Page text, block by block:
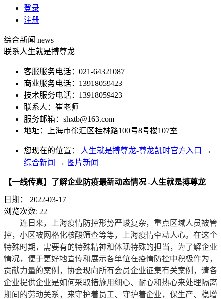
登录
注册
综合新闻 news
联系人生就是搏尊龙
客服服务电话：021-64321087
商业服务电话：13918059423
技术服务电话：13918059423
联系人：崔老师
服务邮箱： shxtb@163.com
地址：上海市徐汇区桂林路100号8号楼107室
您现在的位置： 人生就是搏尊龙-尊龙凯时官方入口 →
综合新闻 → 图片新闻
【一线传真】了解企业防疫最新动态情况 -人生就是搏尊龙
日期：
2022-03-17
浏览次数: 22
连日来，上海疫情防控形势严峻复杂，重点区域人员被管
控，小区被网格化核酸筛查等等，上海疫情牵动人心。在这个
特殊时期，需要有的特殊精神和体现特殊的担当，为了解企业
情况，便于更好地宣传和展示各单位在疫情防控中积极作为，
贡献力量的案例，协会现向所有会员企业征集有关案例，请各
企业提供企业是如何采取措施用细心、耐心和热心来处理隔离
期间的劳动关系，来守护着员工、守护着企业，保生产、稳增